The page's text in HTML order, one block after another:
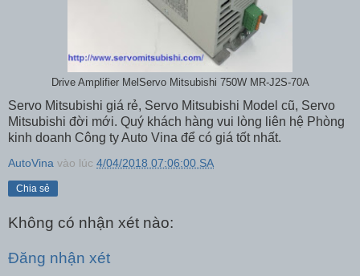
Drive Amplifier MelServo Mitsubishi 750W MR-J2S-70A
Servo Mitsubishi giá rẻ, Servo Mitsubishi Model cũ, Servo
Mitsubishi đời mới. Quý khách hàng vui lòng liên hệ Phòng
kinh doanh Công ty Auto Vina để có giá tốt nhất.
AutoVina vào lúc 4/04/2018 07:06:00 SA
Chia sẻ
Không có nhận xét nào:
Đăng nhận xét